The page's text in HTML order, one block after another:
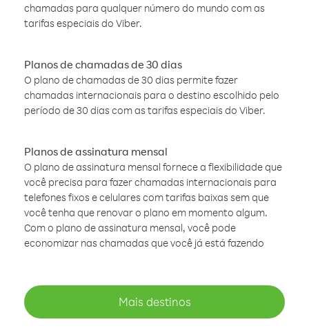
chamadas para qualquer número do mundo com as
tarifas especiais do Viber.
Planos de chamadas de 30 dias
O plano de chamadas de 30 dias permite fazer
chamadas internacionais para o destino escolhido pelo
período de 30 dias com as tarifas especiais do Viber.
Planos de assinatura mensal
O plano de assinatura mensal fornece a flexibilidade que
você precisa para fazer chamadas internacionais para
telefones fixos e celulares com tarifas baixas sem que
você tenha que renovar o plano em momento algum.
Com o plano de assinatura mensal, você pode
economizar nas chamadas que você já está fazendo
Mais destinos